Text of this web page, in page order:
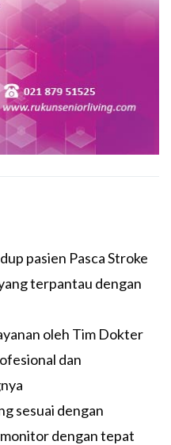
pasien Pasca Stroke
terpantau dengan
oleh Tim Dokter
dan
sesuai dengan
dengan tepat